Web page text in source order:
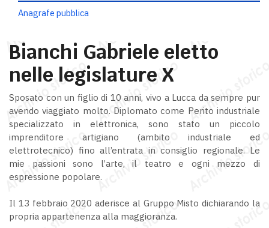
Anagrafe pubblica
Bianchi Gabriele eletto
nelle legislature X
Sposato con un figlio di 10 anni, vivo a Lucca da sempre pur
avendo viaggiato molto. Diplomato come Perito industriale
specializzato in elettronica, sono stato un piccolo
imprenditore artigiano (ambito industriale ed
elettrotecnico) fino all’entrata in consiglio regionale. Le
mie passioni sono l’arte, il teatro e ogni mezzo di
espressione popolare.
Il 13 febbraio 2020 aderisce al Gruppo Misto dichiarando la
propria appartenenza alla maggioranza.